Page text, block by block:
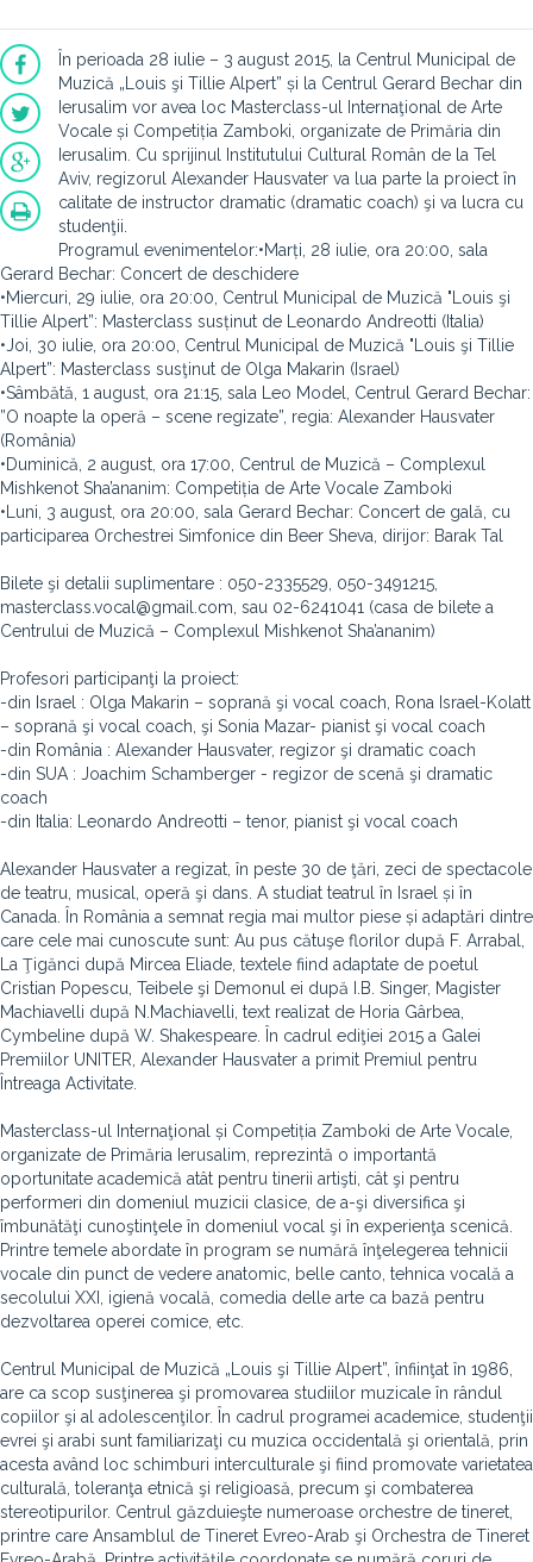
În perioada 28 iulie – 3 august 2015, la Centrul Municipal de
Muzică „Louis şi Tillie Alpert” și la Centrul Gerard Bechar din
Ierusalim vor avea loc Masterclass-ul Internaţional de Arte
Vocale și Competiția Zamboki, organizate de Primăria din
Ierusalim. Cu sprijinul Institutului Cultural Român de la Tel
Aviv, regizorul Alexander Hausvater va lua parte la proiect în
calitate de instructor dramatic (dramatic coach) şi va lucra cu
studenţii.
Programul evenimentelor:•Marți, 28 iulie, ora 20:00, sala
Gerard Bechar: Concert de deschidere
•Miercuri, 29 iulie, ora 20:00, Centrul Municipal de Muzică "Louis şi
Tillie Alpert”: Masterclass susținut de Leonardo Andreotti (Italia)
•Joi, 30 iulie, ora 20:00, Centrul Municipal de Muzică "Louis şi Tillie
Alpert”: Masterclass susţinut de Olga Makarin (Israel)
•Sâmbătă, 1 august, ora 21:15, sala Leo Model, Centrul Gerard Bechar:
”O noapte la operă – scene regizate”, regia: Alexander Hausvater
(România)
•Duminică, 2 august, ora 17:00, Centrul de Muzică – Complexul
Mishkenot Sha’ananim: Competiția de Arte Vocale Zamboki
•Luni, 3 august, ora 20:00, sala Gerard Bechar: Concert de gală, cu
participarea Orchestrei Simfonice din Beer Sheva, dirijor: Barak Tal
Bilete şi detalii suplimentare : 050-2335529, 050-3491215,
masterclass.vocal@gmail.com, sau 02-6241041 (casa de bilete a
Centrului de Muzică – Complexul Mishkenot Sha’ananim)
Profesori participanţi la proiect:
-din Israel : Olga Makarin – soprană şi vocal coach, Rona Israel-Kolatt
– soprană şi vocal coach, şi Sonia Mazar- pianist şi vocal coach
-din România : Alexander Hausvater, regizor şi dramatic coach
-din SUA : Joachim Schamberger - regizor de scenă şi dramatic
coach
-din Italia: Leonardo Andreotti – tenor, pianist şi vocal coach
Alexander Hausvater a regizat, în peste 30 de ţări, zeci de spectacole
de teatru, musical, operă şi dans. A studiat teatrul în Israel și în
Canada. În România a semnat regia mai multor piese și adaptări dintre
care cele mai cunoscute sunt: Au pus cătuşe florilor după F. Arrabal,
La Ţigănci după Mircea Eliade, textele fiind adaptate de poetul
Cristian Popescu, Teibele şi Demonul ei după I.B. Singer, Magister
Machiavelli după N.Machiavelli, text realizat de Horia Gârbea,
Cymbeline după W. Shakespeare. În cadrul ediţiei 2015 a Galei
Premiilor UNITER, Alexander Hausvater a primit Premiul pentru
Întreaga Activitate.
Masterclass-ul Internaţional și Competiția Zamboki de Arte Vocale,
organizate de Primăria Ierusalim, reprezintă o importantă
oportunitate academică atât pentru tinerii artişti, cât şi pentru
performeri din domeniul muzicii clasice, de a-şi diversifica şi
îmbunătăţi cunoştinţele în domeniul vocal şi în experienţa scenică.
Printre temele abordate în program se numără înţelegerea tehnicii
vocale din punct de vedere anatomic, belle canto, tehnica vocală a
secolului XXI, igienă vocală, comedia delle arte ca bază pentru
dezvoltarea operei comice, etc.
Centrul Municipal de Muzică „Louis şi Tillie Alpert”, înfiinţat în 1986,
are ca scop susţinerea şi promovarea studiilor muzicale în rândul
copiilor şi al adolescenţilor. În cadrul programei academice, studenţii
evrei şi arabi sunt familiarizaţi cu muzica occidentală şi orientală, prin
acesta având loc schimburi interculturale şi fiind promovate varietatea
culturală, toleranţa etnică şi religioasă, precum şi combaterea
stereotipurilor. Centrul găzduieşte numeroase orchestre de tineret,
printre care Ansamblul de Tineret Evreo-Arab şi Orchestra de Tineret